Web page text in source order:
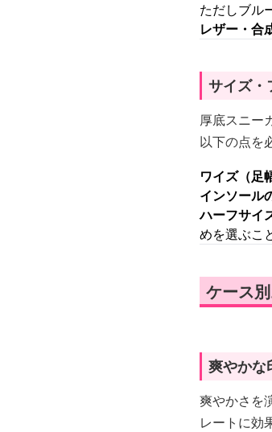
ただしブル
レザー・合
サイズ・
厚底スニー
以下の点を
ワイズ（足
インソール
ハーフサイ
めを選ぶこ
ケース
爽やかな
爽やかさを
レートに効